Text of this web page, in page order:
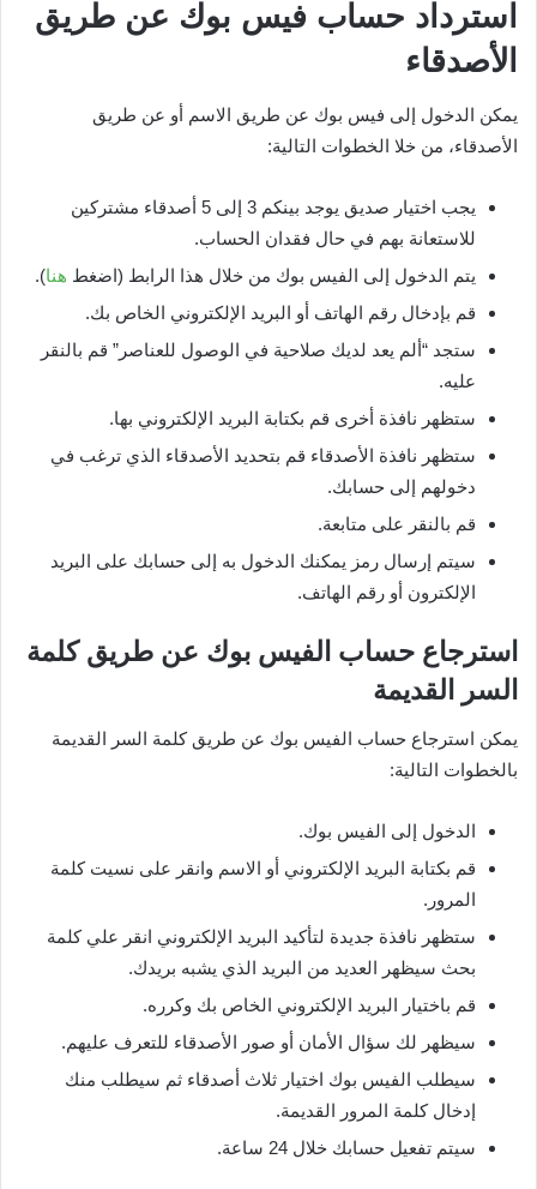
استرداد حساب فيس بوك عن طريق
الأصدقاء
يمكن الدخول إلى فيس بوك عن طريق الاسم أو عن طريق
الأصدقاء، من خلا الخطوات التالية:
يجب اختيار صديق يوجد بينكم 3 إلى 5 أصدقاء مشتركين
للاستعانة بهم في حال فقدان الحساب.
يتم الدخول إلى الفيس بوك من خلال هذا الرابط (اضغط هنا).
قم بإدخال رقم الهاتف أو البريد الإلكتروني الخاص بك.
ستجد “ألم يعد لديك صلاحية في الوصول للعناصر” قم بالنقر
عليه.
ستظهر نافذة أخرى قم بكتابة البريد الإلكتروني بها.
ستظهر نافذة الأصدقاء قم بتحديد الأصدقاء الذي ترغب في
دخولهم إلى حسابك.
قم بالنقر على متابعة.
سيتم إرسال رمز يمكنك الدخول به إلى حسابك على البريد
الإلكترون أو رقم الهاتف.
استرجاع حساب الفيس بوك عن طريق كلمة
السر القديمة
يمكن استرجاع حساب الفيس بوك عن طريق كلمة السر القديمة
بالخطوات التالية:
الدخول إلى الفيس بوك.
قم بكتابة البريد الإلكتروني أو الاسم وانقر على نسيت كلمة
المرور.
ستظهر نافذة جديدة لتأكيد البريد الإلكتروني انقر علي كلمة
بحث سيظهر العديد من البريد الذي يشبه بريدك.
قم باختيار البريد الإلكتروني الخاص بك وكرره.
سيظهر لك سؤال الأمان أو صور الأصدقاء للتعرف عليهم.
سيطلب الفيس بوك اختيار ثلاث أصدقاء ثم سيطلب منك
إدخال كلمة المرور القديمة.
سيتم تفعيل حسابك خلال 24 ساعة.